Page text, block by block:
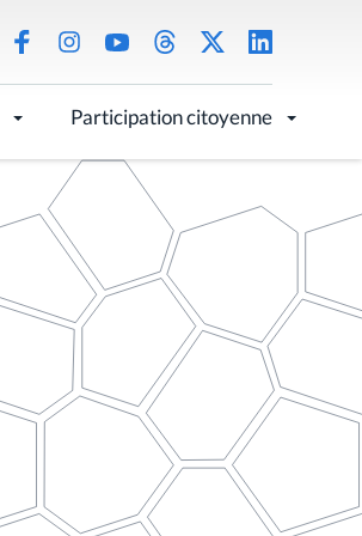
Participation citoyenne